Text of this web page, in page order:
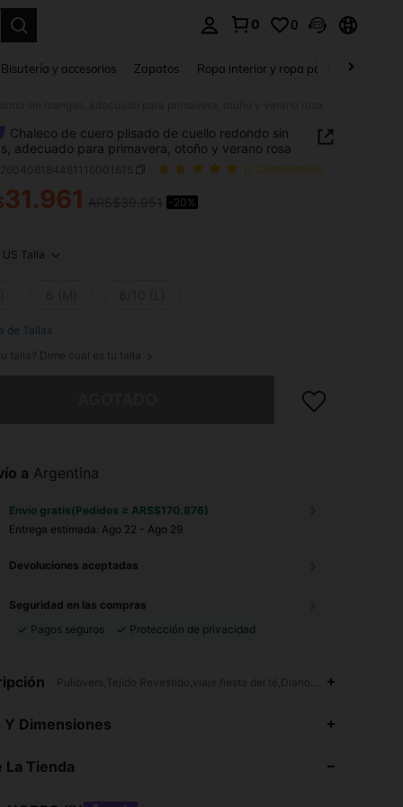
0 0
Bisutería y accesorios Zapatos Ropa interior y ropa para dormir
Chaleco de cuero plisado de cuello redondo sin
adecuado para primavera, otoño y verano rosa
(1 Comentarios)
AND AVAILABILITY
31.961 -20%
US Talla
de Tallas
tu talla? Dime cuál es tu talla
a Argentina
Envío gratis(Pedidos ≥ ARS$170.876)
Entrega estimada: Ago 22 - Ago 29
Devoluciones aceptadas
Seguridad en las compras
Pagos seguros
Protección de privacidad
Pullovers,Tejido Revestido,viaje,fiesta del
Y Dimensiones
La Tienda
4,90
4,90